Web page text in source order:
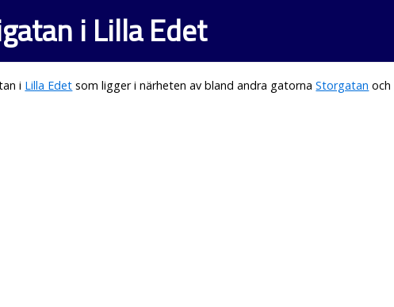
i Lilla Edet
i Lilla Edet som ligger i närheten av bland andra gatornaStorgatan och